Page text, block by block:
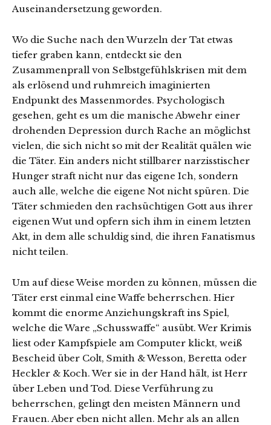
Auseinandersetzung geworden.
Wo die Suche nach den Wurzeln der Tat etwas
tiefer graben kann, entdeckt sie den
Zusammenprall von Selbstgefühlskrisen mit dem
als erlösend und ruhmreich imaginierten
Endpunkt des Massenmordes. Psychologisch
gesehen, geht es um die manische Abwehr einer
drohenden Depression durch Rache an möglichst
vielen, die sich nicht so mit der Realität quälen wie
die Täter. Ein anders nicht stillbarer narzisstischer
Hunger straft nicht nur das eigene Ich, sondern
auch alle, welche die eigene Not nicht spüren. Die
Täter schmieden den rachsüchtigen Gott aus ihrer
eigenen Wut und opfern sich ihm in einem letzten
Akt, in dem alle schuldig sind, die ihren Fanatismus
nicht teilen.
Um auf diese Weise morden zu können, müssen die
Täter erst einmal eine Waffe beherrschen. Hier
kommt die enorme Anziehungskraft ins Spiel,
welche die Ware „Schusswaffe“ ausübt. Wer Krimis
liest oder Kampfspiele am Computer klickt, weiß
Bescheid über Colt, Smith & Wesson, Beretta oder
Heckler & Koch. Wer sie in der Hand hält, ist Herr
über Leben und Tod. Diese Verführung zu
beherrschen, gelingt den meisten Männern und
Frauen. Aber eben nicht allen. Mehr als an allen